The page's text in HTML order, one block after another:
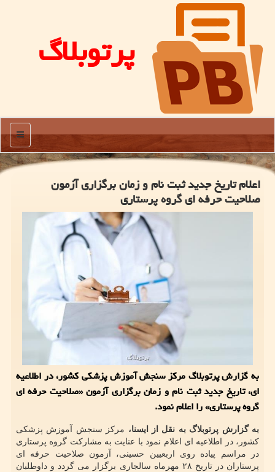
پرتوبلاگ
منو
اعلام تاریخ جدید ثبت نام و زمان برگزاری آزمون
صلاحیت حرفه ای گروه پرستاری
به گزارش پرتوبلاگ مرکز سنجش آموزش پزشکی کشور، در اطلاعیه
ای، تاریخ جدید ثبت نام و زمان برگزاری آزمون «صلاحیت حرفه ای
گروه پرستاری» را اعلام نمود.
به گزارش پرتوبلاگ به نقل از ایسنا، مرکز سنجش آموزش پزشکی
کشور، در اطلاعیه ای اعلام نمود با عنایت به مشارکت گروه پرستاری
در مراسم پیاده روی اربعیین حسینی، آزمون صلاحیت حرفه ای
پرستاران در تاریخ ۲۸ مهرماه سالجاری برگزار می گردد و داوطلبان